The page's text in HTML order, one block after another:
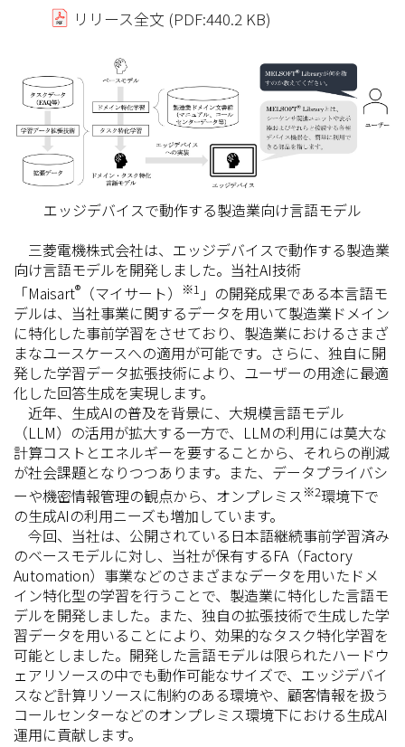
リリース全文 (PDF:440.2 KB)
エッジデバイスで動作する製造業向け言語モデル
三菱電機株式会社は、エッジデバイスで動作する製造業
向け言語モデルを開発しました。当社AI技術
「Maisart® （マイサート） ※1 」の開発成果である本言語モ
デルは、当社事業に関するデータを用いて製造業ドメイン
に特化した事前学習をさせており、製造業におけるさまざ
まなユースケースへの適用が可能です。さらに、独自に開
発した学習データ拡張技術により、ユーザーの用途に最適
化した回答生成を実現します。
近年、生成AIの普及を背景に、大規模言語モデル
（LLM）の活用が拡大する一方で、LLMの利用には莫大な
計算コストとエネルギーを要することから、それらの削減
が社会課題となりつつあります。また、データプライバシ
ーや機密情報管理の観点から、オンプレミス ※2環境下で
の生成AIの利用ニーズも増加しています。
今回、当社は、公開されている日本語継続事前学習済み
のベースモデルに対し、当社が保有するFA（Factory
Automation）事業などのさまざまなデータを用いたドメ
イン特化型の学習を行うことで、製造業に特化した言語モ
デルを開発しました。また、独自の拡張技術で生成した学
習データを用いることにより、効果的なタスク特化学習を
可能としました。開発した言語モデルは限られたハードウ
ェアリソースの中でも動作可能なサイズで、エッジデバイ
スなど計算リソースに制約のある環境や、顧客情報を扱う
コールセンターなどのオンプレミス環境下における生成AI
運用に貢献します。